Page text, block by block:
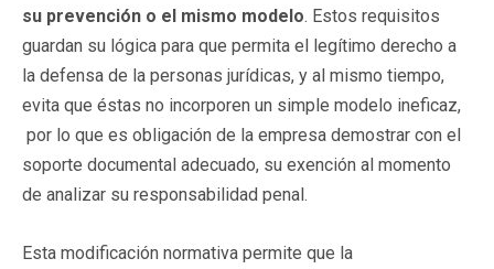
su prevención o el mismo modelo. Estos requisitos
guardan su lógica para que permita el legítimo derecho a
la defensa de la personas jurídicas, y al mismo tiempo,
evita que éstas no incorporen un simple modelo ineficaz,
por lo que es obligación de la empresa demostrar con el
soporte documental adecuado, su exención al momento
de analizar su responsabilidad penal.
Esta modificación normativa permite que la